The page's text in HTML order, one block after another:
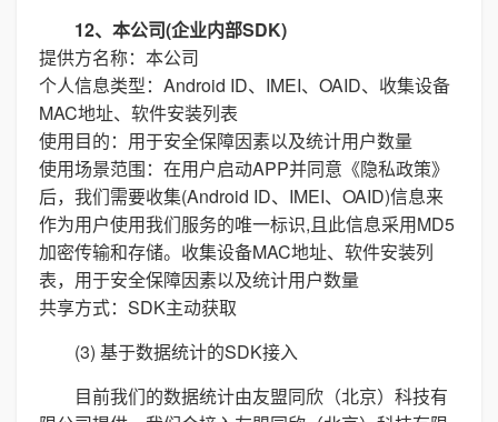
12、本公司(企业内部SDK)
提供方名称：本公司
个人信息类型：Android ID、IMEI、OAID、收集设备
MAC地址、软件安装列表
使用目的：用于安全保障因素以及统计用户数量
使用场景范围：在用户启动APP并同意《隐私政策》
后，我们需要收集(Android ID、IMEI、OAID)信息来
作为用户使用我们服务的唯一标识,且此信息采用MD5
加密传输和存储。收集设备MAC地址、软件安装列
表，用于安全保障因素以及统计用户数量
共享方式：SDK主动获取
(3) 基于数据统计的SDK接入
目前我们的数据统计由友盟同欣（北京）科技有